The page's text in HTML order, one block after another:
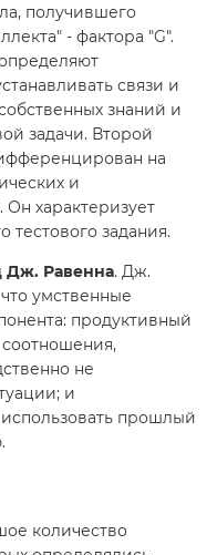
получившего
- фактора "G".
связи и
знаний и
задачи. Второй
на
и
Он характеризует
тестового задания.
Дж. Равенна. Дж.
умственные
продуктивный
соотношения,
не
и
прошлый
количество